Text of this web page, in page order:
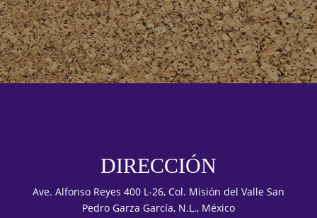
DIRECCIÓN
Ave. Alfonso Reyes 400 L-26, Col. Misión del Valle San
Pedro Garza García, N.L., México